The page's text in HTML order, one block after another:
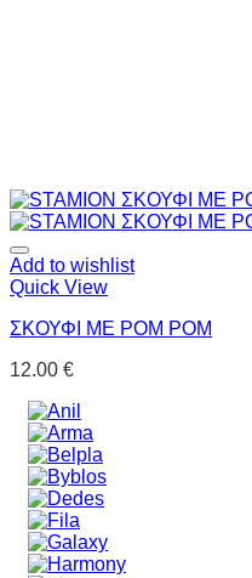
Add to wishlist
Quick View
ΣΚΟΥΦΙ ΜΕ POM POM
12.00 €